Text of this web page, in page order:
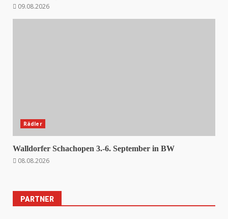
09.08.2026
Rädler
Walldorfer Schachopen 3.-6. September in BW
08.08.2026
PARTNER